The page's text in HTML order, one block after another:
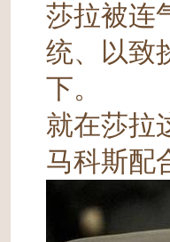
莎拉被连
统、以致
下。
就在莎拉
马科斯配